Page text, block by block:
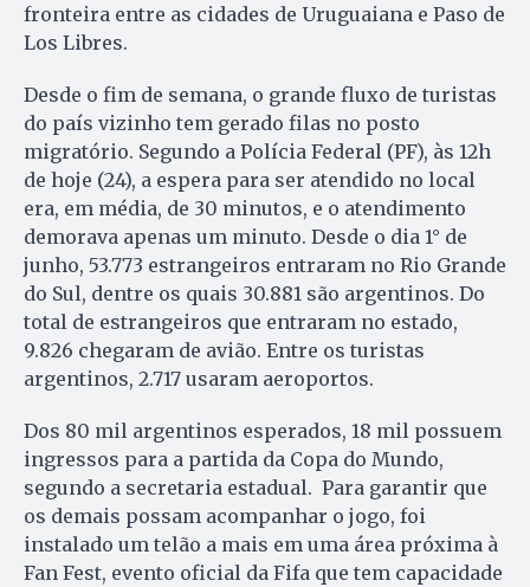
fronteira entre as cidades de Uruguaiana e Paso de
Los Libres.
Desde o fim de semana, o grande fluxo de turistas
do país vizinho tem gerado filas no posto
migratório. Segundo a Polícia Federal (PF), às 12h
de hoje (24), a espera para ser atendido no local
era, em média, de 30 minutos, e o atendimento
demorava apenas um minuto. Desde o dia 1° de
junho, 53.773 estrangeiros entraram no Rio Grande
do Sul, dentre os quais 30.881 são argentinos. Do
total de estrangeiros que entraram no estado,
9.826 chegaram de avião. Entre os turistas
argentinos, 2.717 usaram aeroportos.
Dos 80 mil argentinos esperados, 18 mil possuem
ingressos para a partida da Copa do Mundo,
segundo a secretaria estadual. Para garantir que
os demais possam acompanhar o jogo, foi
instalado um telão a mais em uma área próxima à
Fan Fest, evento oficial da Fifa que tem capacidade